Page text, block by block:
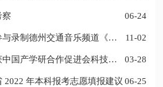
察 06-24
11-02
03-28
2022 年本科报考志愿填报建议 06-25